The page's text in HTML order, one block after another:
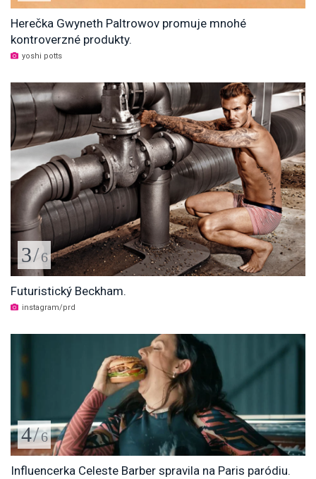
Herečka Gwyneth Paltrowov promuje mnohé
kontroverzné produkty.
yoshi potts
3/6
Futuristický Beckham.
instagram/prd
4/6
Influencerka Celeste Barber spravila na Paris paródiu.